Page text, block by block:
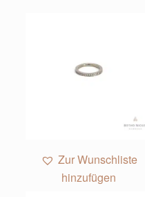
Zur Wunschliste
hinzufügen